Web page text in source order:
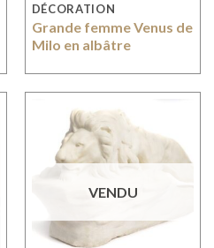
DÉCORATION
Grande femme Venus de
Milo en albâtre
VENDU